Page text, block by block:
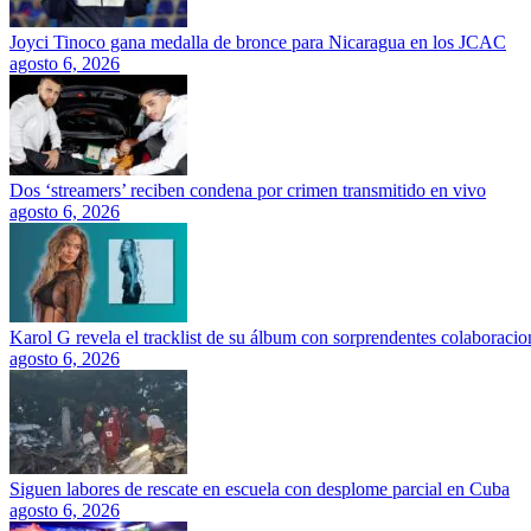
Joyci Tinoco gana medalla de bronce para Nicaragua en los JCAC
agosto 6, 2026
Dos ‘streamers’ reciben condena por crimen transmitido en vivo
agosto 6, 2026
Karol G revela el tracklist de su álbum con sorprendentes
agosto 6, 2026
Siguen labores de rescate en escuela con desplome parcial en Cuba
agosto 6, 2026